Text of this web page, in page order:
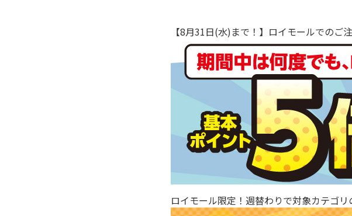
【8月31日(水)まで！】ロイモールでのご
ロイモール限定！週替わりで対象カテゴリ